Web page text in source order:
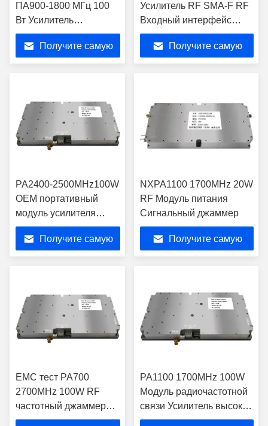
ПА900-1800 МГц 100
Вт Усилитель
мощности для
профессионального
усиления сигнала
Получите самую
Усилитель RF SMA-F RF
Входный интерфейс
компактная структура
Получите самую
PA2400-2500MHz100W
OEM портативный
модуль усилителя
мощности RF
высокомощный
антидроновый анти-
Получите самую
NXPA1100 1700MHz 20W
RF Модуль питания
Сигнальный джаммер
Получите самую
EMC тест PA700
2700MHz 100W RF
частотный джаммер
Антидроновый модуль
PA1100 1700MHz 100W
Модуль радиочастотной
связи Усилитель высокой
мощности